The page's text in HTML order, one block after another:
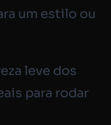
um estilo ou
leve dos
para rodar